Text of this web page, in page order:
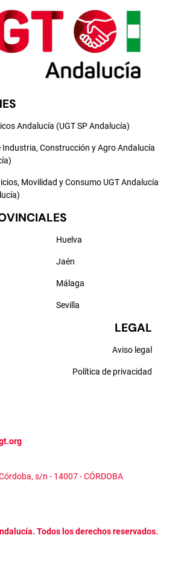
Andalucía (UGT SP Andalucía)
Industria, Construcción y Agro Andalucía
Movilidad y Consumo UGT Andalucía
Huelva
Jaén
Málaga
Sevilla
LEGAL
Aviso legal
Política de privacidad
s/n - 14007 - CÓRDOBA
Todos los derechos reservados.